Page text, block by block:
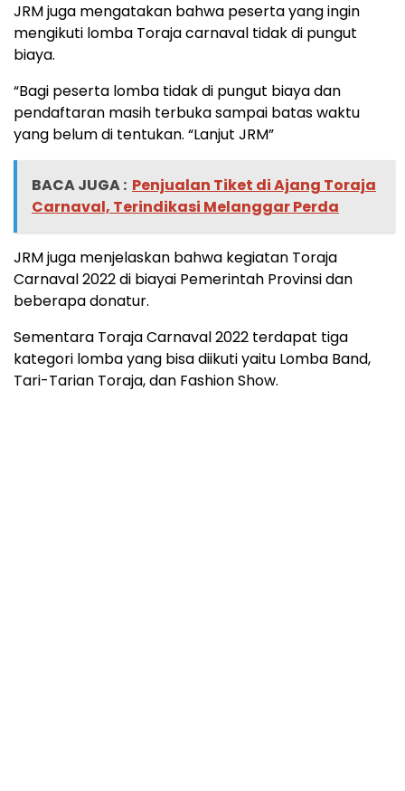
JRM juga mengatakan bahwa peserta yang ingin
mengikuti lomba Toraja carnaval tidak di pungut
biaya.
“Bagi peserta lomba tidak di pungut biaya dan
pendaftaran masih terbuka sampai batas waktu
yang belum di tentukan. “Lanjut JRM”
BACA JUGA : Penjualan Tiket di Ajang Toraja
Carnaval, Terindikasi Melanggar Perda
JRM juga menjelaskan bahwa kegiatan Toraja
Carnaval 2022 di biayai Pemerintah Provinsi dan
beberapa donatur.
Sementara Toraja Carnaval 2022 terdapat tiga
kategori lomba yang bisa diikuti yaitu Lomba Band,
Tari-Tarian Toraja, dan Fashion Show.